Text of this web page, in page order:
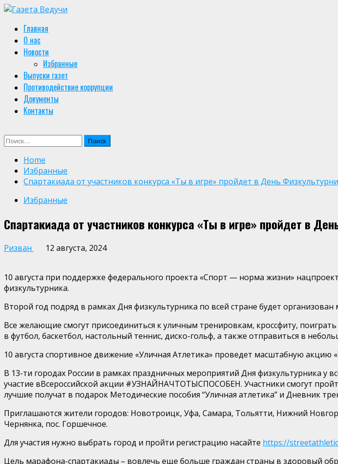
Skip
content
Primary
Menu
Главная
О нас
Новости
Избранные
Выпуски газет
Противодействие коррупции
Документы
Контакты
Найти:
Home
Избранные
Спартакиада от участников конкурса «Ты в игре» пройдет в День
Избранные
Спартакиада от участников конкурса «Ты в игре» пройдет в
Ризван 12 августа, 2024
10 августа при поддержке федерального проекта «Спорт — норма жизни»
физкультурника.
Второй год подряд в рамках Дня физкультурника по всей стране будет организован
Все желающие смогут присоединиться к уличным тренировкам, кроссфиту, поиграть
в футбол, баскетбол, настольный теннис, диско-гольф, а также отправиться в
10 августа спортивное движение «Уличная Атлетика» проведет масштабную акцию
В 13-ти городах России в рамках праздничных мероприятий Дня физкультурника у
участие вВсероссийской акции #УЗНАЙНАЧТОТЫСПОСОБЕН. Участники смогут
лучшие получат в подарок Методические пособия “Уличная атлетика” и Дневник
Приглашаются жители городов: Новотроицк, Уфа, Самара, Тольятти, Нижний
Чернянка, пос. Горшечное.
Для участия нужно выбрать город и пройти регистрацию насайте https://
Цель марафона-спартакиады – вовлечь еще больше граждан страны в здоровый